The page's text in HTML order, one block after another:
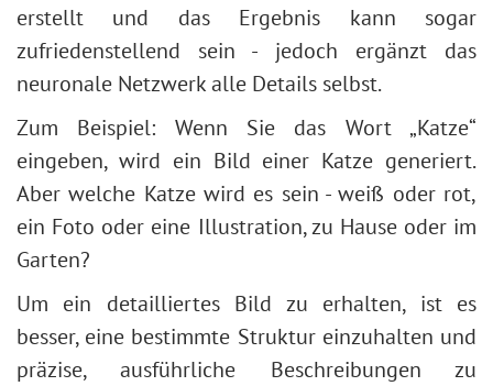
erstellt und das Ergebnis kann sogar
zufriedenstellend sein - jedoch ergänzt das
neuronale Netzwerk alle Details selbst.
Zum Beispiel: Wenn Sie das Wort „Katze“
eingeben, wird ein Bild einer Katze generiert.
Aber welche Katze wird es sein - weiß oder rot,
ein Foto oder eine Illustration, zu Hause oder im
Garten?
Um ein detailliertes Bild zu erhalten, ist es
besser, eine bestimmte Struktur einzuhalten und
präzise, ausführliche Beschreibungen zu